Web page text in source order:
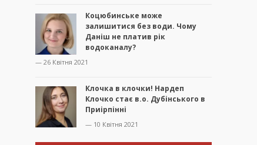
Коцюбинське може
залишитися без води. Чому
Даніш не платив рік
водоканалу?
— 26 Квітня 2021
Клочка в клочки! Нардеп
Клочко стає в.о. Дубінського в
Приірпінні
— 10 Квітня 2021